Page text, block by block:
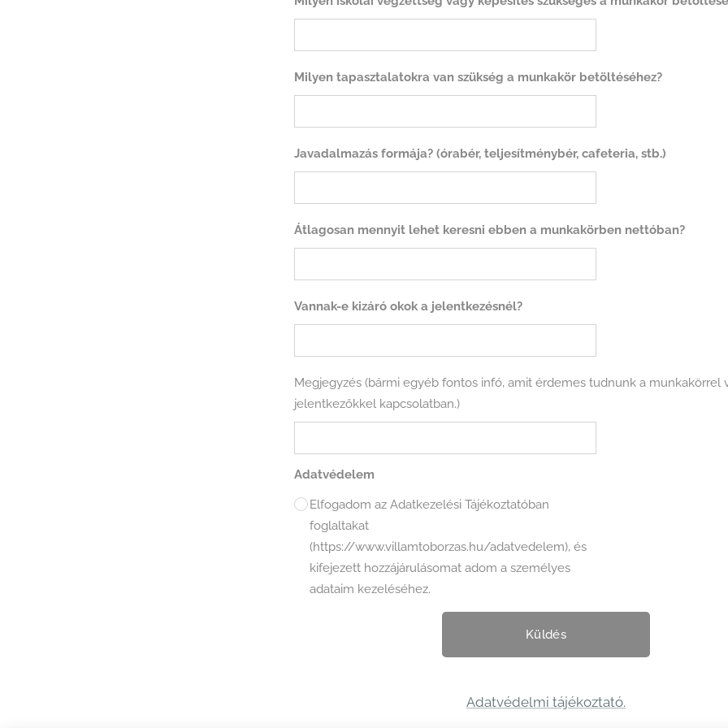
Milyen tapasztalatokra van szükség a munkakör betöltéséhez?
Javadalmazás formája? (órabér, teljesítménybér, cafeteria, stb.)
Átlagosan mennyit lehet keresni ebben a munkakörben nettóban?
Vannak-e kizáró okok a jelentkezésnél?
Megjegyzés (bármi egyéb fontos infó, amit érdemes tudnunk a munkakörrel
jelentkezőkkel kapcsolatban.)
Adatvédelem
Elfogadom az Adatkezelési Tájékoztatóban
foglaltakat
(https://www.villamtoborzas.hu/adatvedelem), és
kifejezett hozzájárulásomat adom a személyes
adataim kezeléséhez.
Küldés
Adatvédelmi tájékoztató.